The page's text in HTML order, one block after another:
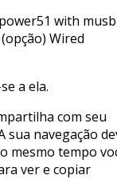
with musb
Wired
a ela.
com seu
sua navegação
mesmo tempo
ver e copiar